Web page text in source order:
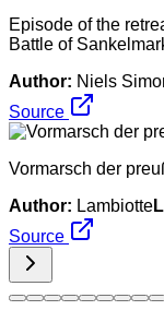
Episode of the
Battle of
Author: Niels
Source
Vormarsch der
Author: Lambiotte
Source